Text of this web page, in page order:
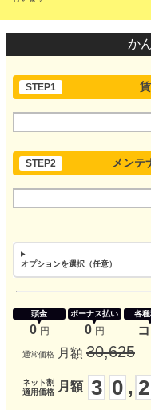
か
STEP1
STEP2 メンテ
オプションを選択（任意）
頭金
0 円
ボーナス払い
0 円
各
通常価格 月額 30,625
ネット割
適用価格
月額 3 0 , 2